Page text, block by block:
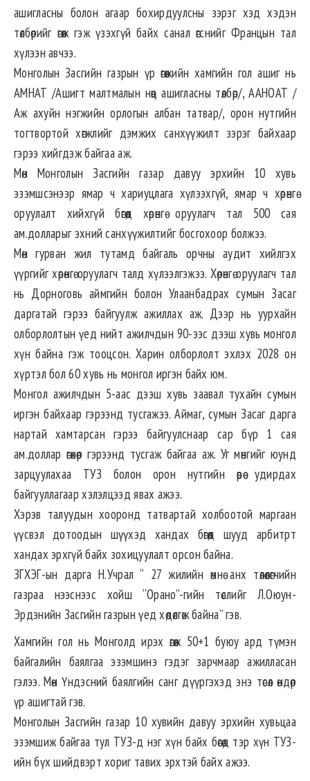
ашигласны болон агаар бохирдуулсны зэрэг хэд хэдэн
төлбөрийг өгөөж гэж үзэхгүй байх санал өгснийг Францын тал
хүлээн авчээ.
Монголын Засгийн газрын үр өгөөжийн хамгийн гол ашиг нь
АМНАТ /Ашигт малтмалын нөөц ашигласны төлбөр/, ААНОАТ /
Аж ахуйн нэгжийн орлогын албан татвар/, орон нутгийн
тогтвортой хөгжлийг дэмжих санхүүжилт зэрэг байхаар
гэрээ хийгдэж байгаа аж.
Мөн Монголын Засгийн газар давуу эрхийн 10 хувь
эзэмшсэнээр ямар ч хариуцлага хүлээхгүй, ямар ч хөрөнгө
оруулалт хийхгүй бөгөөд хөрөнгө оруулагч тал 500 сая
ам.долларыг эхний санхүүжилтийг босгохоор болжээ.
Мөн гурван жил тутамд байгаль орчны аудит хийлгэх
үүргийг хөрөнгө оруулагч талд хүлээлгэжээ. Хөрөнгө оруулагч тал
нь Дорноговь аймгийн болон Улаанбадрах сумын Засаг
даргатай гэрээ байгуулж ажиллах аж. Дээр нь уурхайн
олборлолтын үед нийт ажилчдын 90-ээс дээш хувь монгол
хүн байна гэж тооцсон. Харин олборлолт эхлэх 2028 он
хүртэл бол 60 хувь нь монгол иргэн байх юм.
Монгол ажилчдын 5-аас дээш хувь заавал тухайн сумын
иргэн байхаар гэрээнд тусгажээ. Аймаг, сумын Засаг дарга
нартай хамтарсан гэрээ байгуулснаар сар бүр 1 сая
ам.доллар өгөхөөр гэрээнд тусгаж байгаа аж. Уг мөнгийг юунд
зарцуулахаа ТУЗ болон орон нутгийн өөрөө удирдах
байгууллагаар хэлэлцээд явах ажээ.
Хэрэв талуудын хооронд татвартай холбоотой маргаан
үүсвэл дотоодын шүүхэд хандах бөгөөд шууд арбитрт
хандах эрхгүй байх зохицуулалт орсон байна.
ЗГХЭГ-ын дарга Н.Учрал “ 27 жилийн өмнө анх төлөөлөгчийн
газраа нээснээс хойш “Орано”-гийн төслийг Л.Оюун-
Эрдэнийн Засгийн газрын үед хөдөлгөж байна” гэв.
Хамгийн гол нь Монголд ирэх өгөөж 50+1 буюу ард түмэн
байгалийн баялгаа эзэмшинэ гэдэг зарчмаар ажилласан
гэлээ. Мөн Үндэсний баялгийн санг дүүргэхэд энэ төсөл өндөр
үр ашигтай гэв.
Монголын Засгийн газар 10 хувийн давуу эрхийн хувьцаа
эзэмшиж байгаа тул ТУЗ-д нэг хүн байх бөгөөд тэр хүн ТУЗ-
ийн бүх шийдвэрт хориг тавих эрхтэй байх ажээ.